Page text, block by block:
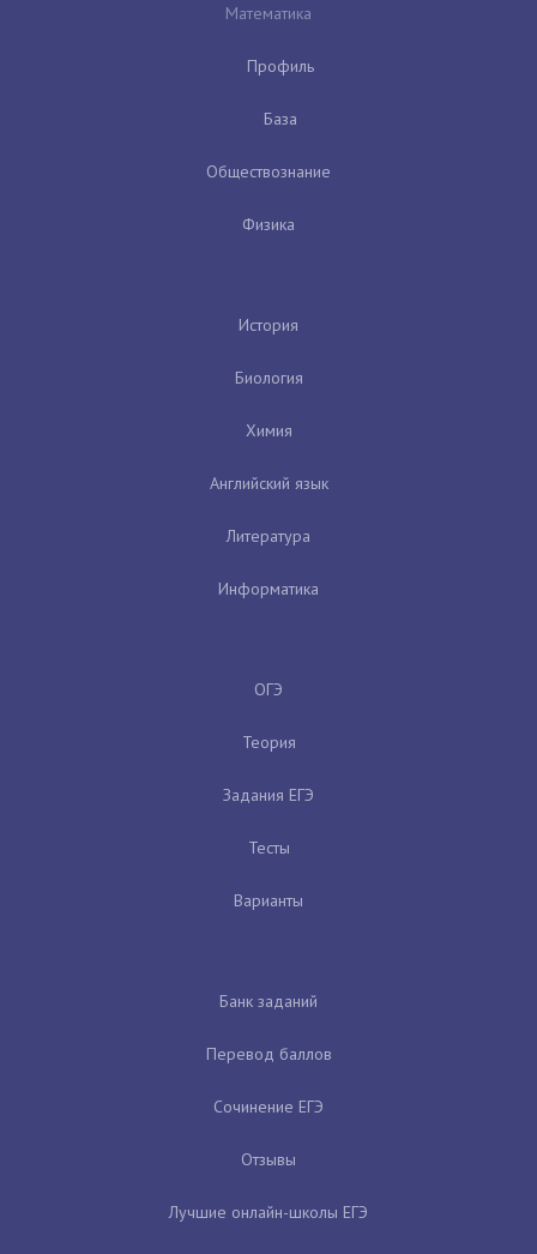
Математика
Профиль
База
Обществознание
Физика
История
Биология
Химия
Английский язык
Литература
Информатика
ОГЭ
Теория
Задания ЕГЭ
Тесты
Варианты
Банк заданий
Перевод баллов
Сочинение ЕГЭ
Отзывы
Лучшие онлайн-школы ЕГЭ